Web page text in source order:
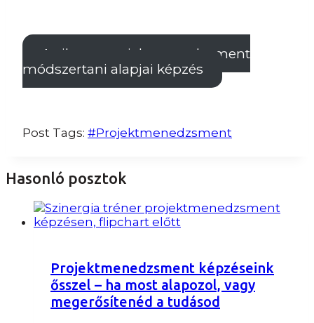
A sikeres projektmenedzsment
módszertani alapjai képzés
Post Tags: #Projektmenedzsment
Hasonló posztok
Projektmenedzsment képzéseink
ősszel – ha most alapozol, vagy
megerősítenéd a tudásod